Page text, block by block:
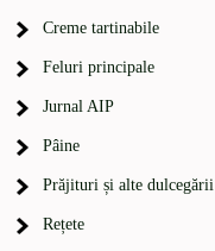
Creme tartinabile
Feluri principale
Jurnal AIP
Pâine
Prăjituri și alte dulcegării
Rețete